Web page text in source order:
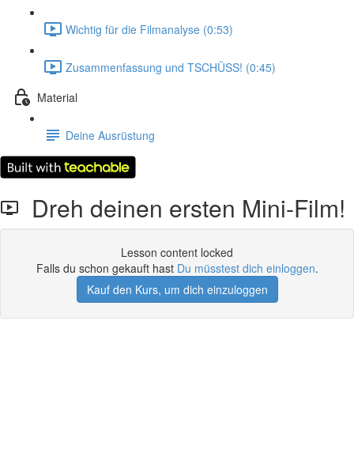
Wichtig für die Filmanalyse (0:53)
Zusammenfassung und TSCHÜSS! (0:45)
Material
Deine Ausrüstung
Dreh deinen ersten Mini-Film!
Lesson content locked
Falls du schon gekauft hast Du müsstest dich einloggen.
Kauf den Kurs, um dich einzuloggen